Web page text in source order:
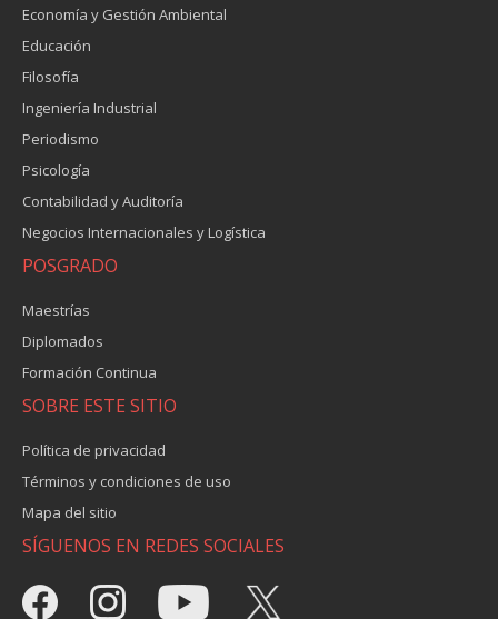
Economía y Gestión Ambiental
Educación
Filosofía
Ingeniería Industrial
Periodismo
Psicología
Contabilidad y Auditoría
Negocios Internacionales y Logística
POSGRADO
Maestrías
Diplomados
Formación Continua
SOBRE ESTE SITIO
Política de privacidad
Términos y condiciones de uso
Mapa del sitio
SÍGUENOS EN REDES SOCIALES